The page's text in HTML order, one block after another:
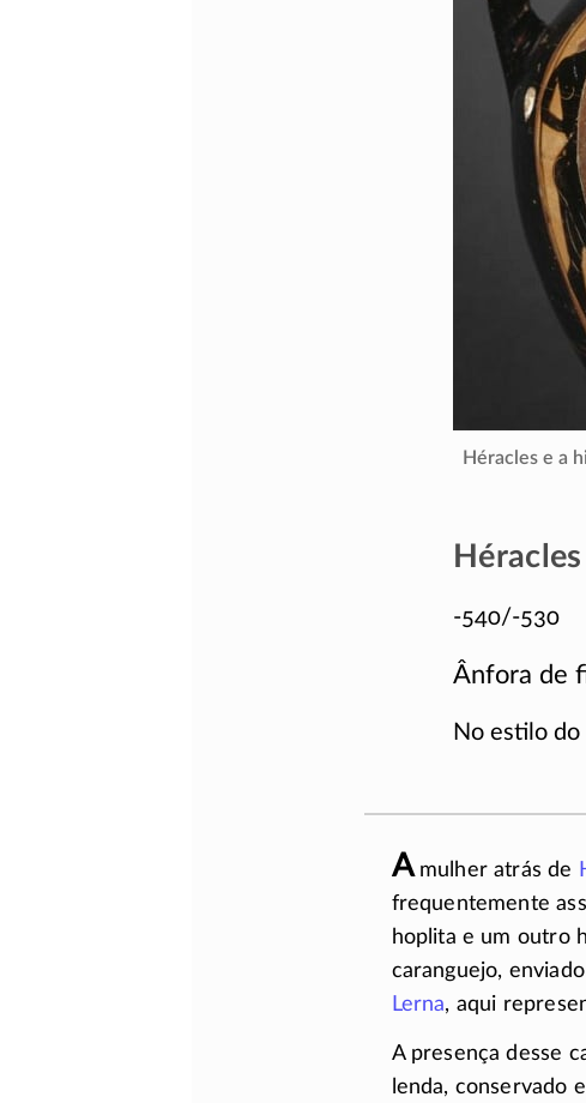
Héracles e a
-540/-530
Ânfora de
No estilo
Amulher atrás de
frequentemente
hoplita e um outro
caranguejo,
Lerna, aqui
A presença desse
lenda, conservado